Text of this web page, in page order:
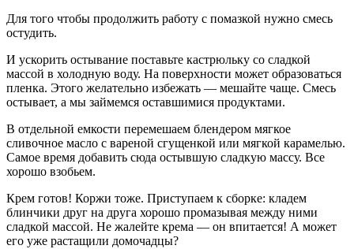
Для того чтобы продолжить работу с помазкой нужно смесь
остудить.
И ускорить остывание поставьте кастрюльку со сладкой
массой в холодную воду. На поверхности может образоваться
пленка. Этого желательно избежать — мешайте чаще. Смесь
остывает, а мы займемся оставшимися продуктами.
В отдельной емкости перемешаем блендером мягкое
сливочное масло с вареной сгущенкой или мягкой карамелью.
Самое время добавить сюда остывшую сладкую массу. Все
хорошо взобьем.
Крем готов! Коржи тоже. Приступаем к сборке: кладем
блинчики друг на друга хорошо промазывая между ними
сладкой массой. Не жалейте крема — он впитается! А может
его уже растащили домочадцы?